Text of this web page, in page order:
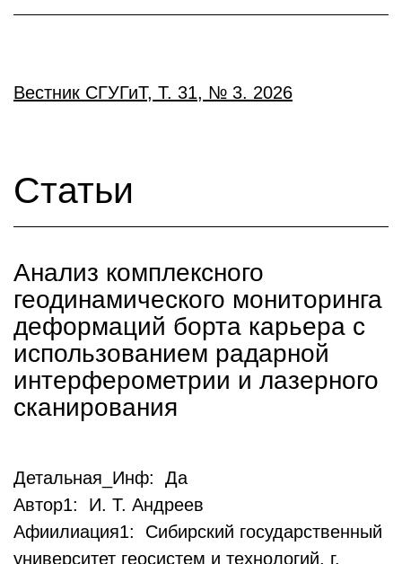
Вестник СГУГиТ, Т. 31, № 3. 2026
Статьи
Анализ комплексного
геодинамического мониторинга
деформаций борта карьера с
использованием радарной
интерферометрии и лазерного
сканирования
Детальная_Инф: Да
Автор1: И. Т. Андреев
Афиилиация1: Сибирский государственный
университет геосистем и технологий, г.